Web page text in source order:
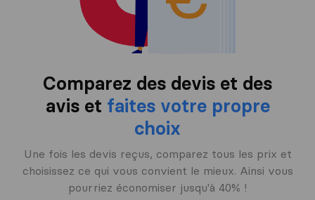
Comparez des devis et des
avis et faites votre propre
choix
Une fois les devis reçus, comparez tous les prix et
choisissez ce qui vous convient le mieux. Ainsi vous
pourriez économiser jusqu'à 40% !